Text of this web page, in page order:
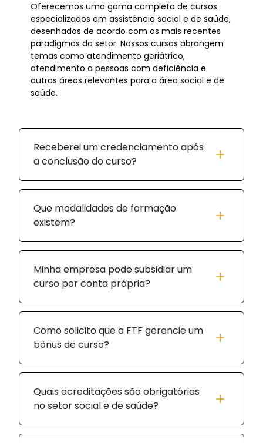
Oferecemos uma gama completa de cursos
especializados em assistência social e de saúde,
desenhados de acordo com os mais recentes
paradigmas do setor. Nossos cursos abrangem
temas como atendimento geriátrico,
atendimento a pessoas com deficiência e
outras áreas relevantes para a área social e de
saúde.
Receberei um credenciamento após
a conclusão do curso?
Que modalidades de formação
existem?
Minha empresa pode subsidiar um
curso por conta própria?
Como solicito que a FTF gerencie um
bônus de curso?
Quais acreditações são obrigatórias
no setor social e de saúde?